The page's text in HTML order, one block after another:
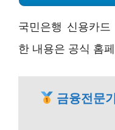
국민은행 신용카
한 내용은 공식 홈
금융전문